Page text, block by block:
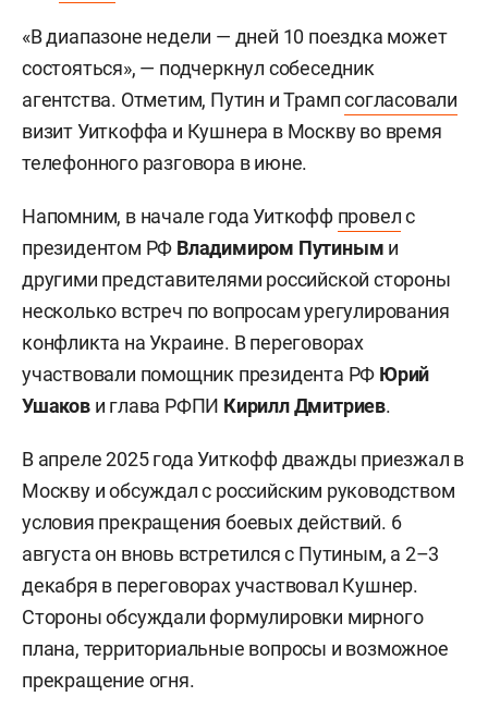
«В диапазоне недели — дней 10 поездка может
состояться», — подчеркнул собеседник
агентства. Отметим, Путин и Трампсогласовали
визит Уиткоффа и Кушнера в Москву во время
телефонного разговора в июне.
Напомним, в начале года Уиткофф провелс
президентом РФ Владимиром Путиным и
другими представителями российской стороны
несколько встреч по вопросам урегулирования
конфликта на Украине. В переговорах
участвовали помощник президента РФ Юрий
Ушакови глава РФПИ Кирилл Дмитриев.
В апреле 2025 года Уиткофф дважды приезжал в
Москву и обсуждал с российским руководством
условия прекращения боевых действий. 6
августа он вновь встретился с Путиным, а 2–3
декабря в переговорах участвовал Кушнер.
Стороны обсуждали формулировки мирного
плана, территориальные вопросы и возможное
прекращение огня.